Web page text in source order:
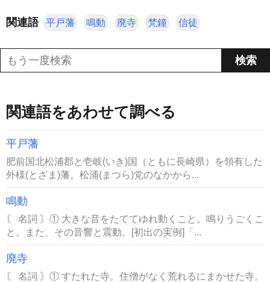
関連語 平戸藩 鳴動 廃寺 梵鐘 信徒
関連語をあわせて調べる
平戸藩
肥前国北松浦郡と壱岐(いき)国（ともに長崎県）を領有した
外様(とざま)藩。松浦(まつら)党のなかから...
鳴動
〘 名詞 〙① 大きな音をたててゆれ動くこと。鳴りうごくこ
と。また、その音響と震動。[初出の実例]「...
廃寺
〘 名詞 〙① すたれた寺。住僧がなく荒れるにまかせた寺。